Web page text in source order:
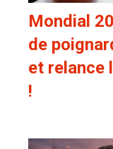
Mondial
de
et relance
!